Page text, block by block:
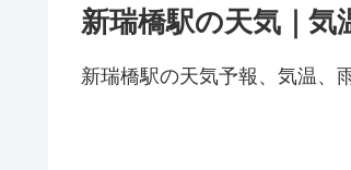
新瑞橋駅の天気｜気
新瑞橋駅の天気予報、気温、